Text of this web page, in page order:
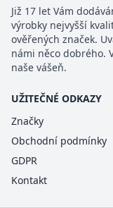
Již 17 let Vám
výrobky nejvyšší
ověřených značek.
námi něco dobrého.
naše vášeň.
UŽITEČNÉ ODKAZY
Značky
Obchodní podmínky
GDPR
Kontakt